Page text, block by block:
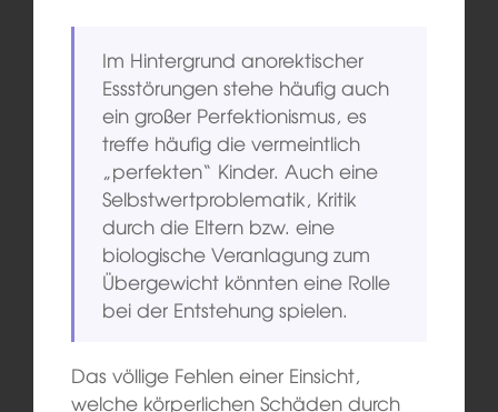
Im Hintergrund anorektischer
Essstörungen stehe häufig auch
ein großer Perfektionismus, es
treffe häufig die vermeintlich
„perfekten“ Kinder. Auch eine
Selbstwertproblematik, Kritik
durch die Eltern bzw. eine
biologische Veranlagung zum
Übergewicht könnten eine Rolle
bei der Entstehung spielen.
Das völlige Fehlen einer Einsicht,
welche körperlichen Schäden durch